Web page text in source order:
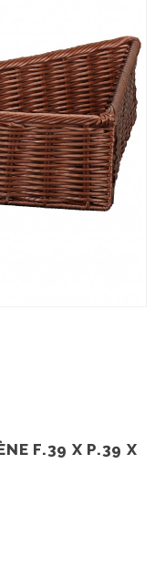
F.39 X P.39 X